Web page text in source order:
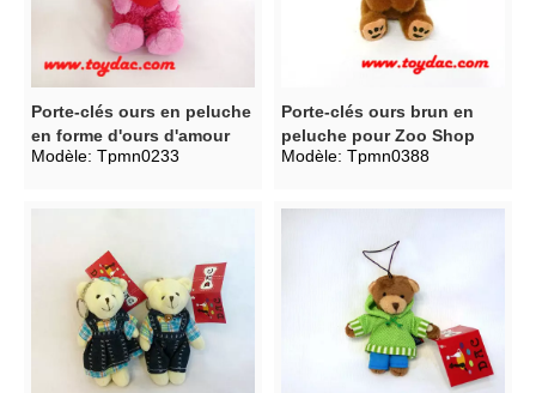
Porte-clés ours en peluche
en forme d'ours d'amour
Modèle: Tpmn0233
Porte-clés ours brun en
peluche pour Zoo Shop
Modèle: Tpmn0388